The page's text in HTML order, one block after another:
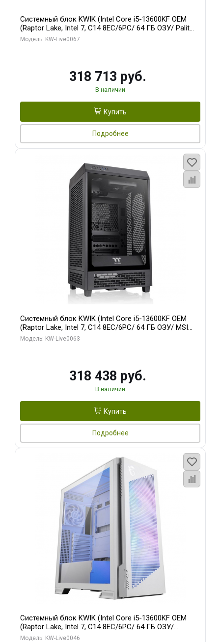
Системный блок KWIK (Intel Core i5-13600KF OEM
(Raptor Lake, Intel 7, C14 8EC/6PC/ 64 ГБ ОЗУ/ Palit
RTX5080 GAMINGPRO OC 16GB GDDR7 256bit 3xDP
Модель: KW-Live0067
318 713 руб.
В наличии
Купить
Подробнее
Системный блок KWIK (Intel Core i5-13600KF OEM
(Raptor Lake, Intel 7, C14 8EC/6PC/ 64 ГБ ОЗУ/ MSI
RTX5080 VENTUS 3X OC 16GB GDDR7 256bit 3xDP
Модель: KW-Live0063
318 438 руб.
В наличии
Купить
Подробнее
Системный блок KWIK (Intel Core i5-13600KF OEM
(Raptor Lake, Intel 7, C14 8EC/6PC/ 64 ГБ ОЗУ/
Gigabyte RTX5060Ti GAMING OC 8GB GDDR7 128bit
Модель: KW-Live0046